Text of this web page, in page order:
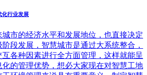
化行业发展
市的经济水平和发展地位，也直接决定
段发展，智慧城市是通过大系统整合，
各种因素进行全方面管理，这样就能呈
的管理优势，想必大家现在对智慧工地